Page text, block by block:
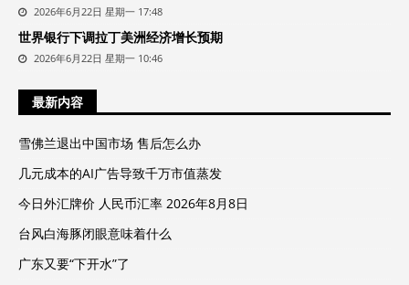
2026年6月22日 星期一 17:48
世界银行下调拉丁美洲经济增长预期
2026年6月22日 星期一 10:46
最新内容
雪佛兰退出中国市场 售后怎么办
几元成本的AI广告导致千万市值蒸发
今日外汇牌价 人民币汇率 2026年8月8日
台风白海豚闭眼意味着什么
广东又要“下开水”了